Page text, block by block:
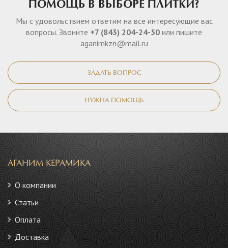
ПОМОЩЬ В ВЫБОРЕ ПЛИТКИ?
Мы с удовольствием ответим на все интересующие вас
вопросы. Звоните +7 (843) 204-24-50 или пишите
aganimkzn@mail.ru
ЗАДАТЬ ВОПРОС
НУЖНА ПОМОЩЬ
АГАНИМ КЕРАМИКА
О компании
Статьи
Оплата
Доставка